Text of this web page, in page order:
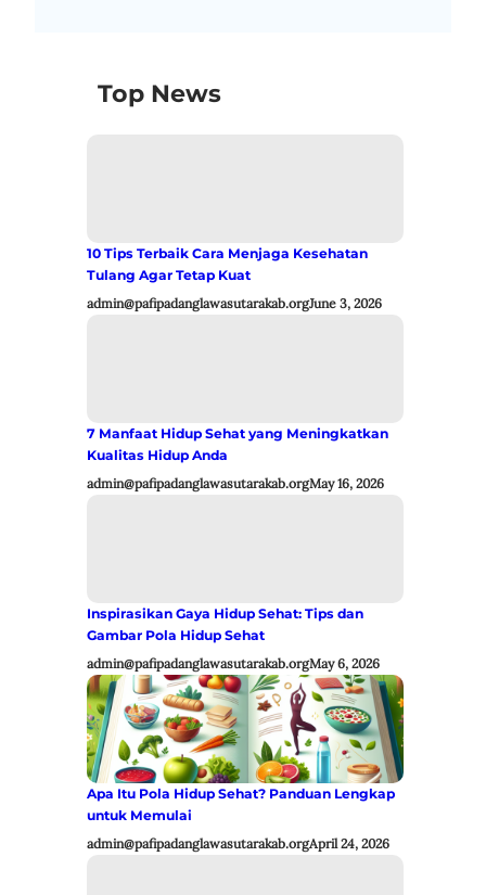
Top News
10 Tips Terbaik Cara Menjaga Kesehatan
Tulang Agar Tetap Kuat
admin@pafipadanglawasutarakab.orgJune 3, 2026
7 Manfaat Hidup Sehat yang Meningkatkan
Kualitas Hidup Anda
admin@pafipadanglawasutarakab.orgMay 16, 2026
Inspirasikan Gaya Hidup Sehat: Tips dan
Gambar Pola Hidup Sehat
admin@pafipadanglawasutarakab.orgMay 6, 2026
Apa Itu Pola Hidup Sehat? Panduan Lengkap
untuk Memulai
admin@pafipadanglawasutarakab.orgApril 24, 2026